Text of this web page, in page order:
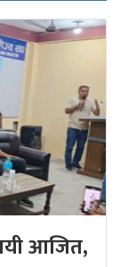
आजित,